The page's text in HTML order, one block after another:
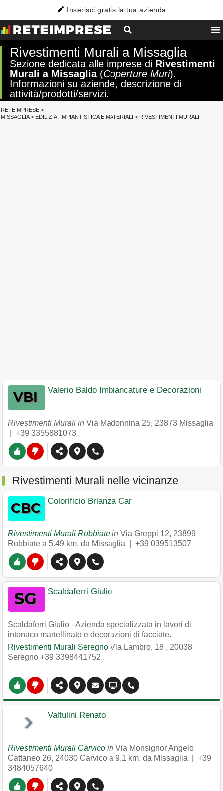
Inserisci gratis la tua azienda
Rivestimenti Murali a Missaglia
Sezione dedicata alle imprese di Rivestimenti
Murali a Missaglia(Coperture Muri).
Informazioni su aziende, descrizione di
attività/prodotti/servizi.
RETEIMPRESE >
MISSAGLIA> EDILIZIA, IMPIANTISTICA E MATERIALI > RIVESTIMENTI MURALI
Valerio Baldo Imbiancature e Decorazioni
Rivestimenti Murali in Via Madonnina 25, 23873 Missaglia
+39 3355881073
Rivestimenti Murali nelle vicinanze
Colorificio Brianza Car
Rivestimenti Murali Robbiate in Via Greppi 12, 23899
Robbiate a 5.49 km. da Missaglia | +39 039513507
Scaldaferri Giulio
Scaldaferri Giulio - Azienda specializzata in lavori di
intonaco martellinato e decorazioni di facciate.
Rivestimenti Murali Seregno Via Lambro, 18 , 20038
Seregno +39 3398441752
Valtulini Renato
Rivestimenti Murali Carvico in Via Monsignor Angelo
Cattaneo 26, 24030 Carvico a 9.1 km. da Missaglia | +39
3484057640